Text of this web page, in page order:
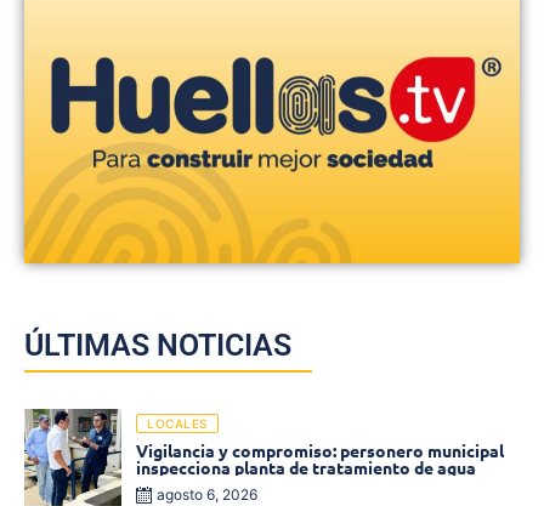
ÚLTIMAS NOTICIAS
LOCALES
Vigilancia y compromiso: personero municipal
inspecciona planta de tratamiento de agua
agosto 6, 2026